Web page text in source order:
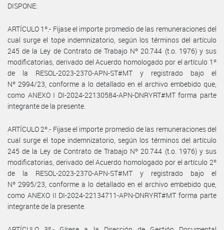
DISPONE:
ARTÍCULO 1º.- Fijase el importe promedio de las remuneraciones del
cual surge el tope indemnizatorio, según los términos del artículo
245 de la Ley de Contrato de Trabajo Nº 20.744 (t.o. 1976) y sus
modificatorias, derivado del Acuerdo homologado por el artículo 1º
de la RESOL-2023-2370-APN-ST#MT y registrado bajo el
Nº 2994/23, conforme a lo detallado en el archivo embebido que,
como ANEXO I DI-2024-22130584-APN-DNRYRT#MT forma parte
integrante de la presente.
ARTÍCULO 2º.- Fijase el importe promedio de las remuneraciones del
cual surge el tope indemnizatorio, según los términos del artículo
245 de la Ley de Contrato de Trabajo Nº 20.744 (t.o. 1976) y sus
modificatorias, derivado del Acuerdo homologado por el artículo 2º
de la RESOL-2023-2370-APN-ST#MT y registrado bajo el
Nº 2995/23, conforme a lo detallado en el archivo embebido que,
como ANEXO II DI-2024-22134711-APN-DNRYRT#MT forma parte
integrante de la presente.